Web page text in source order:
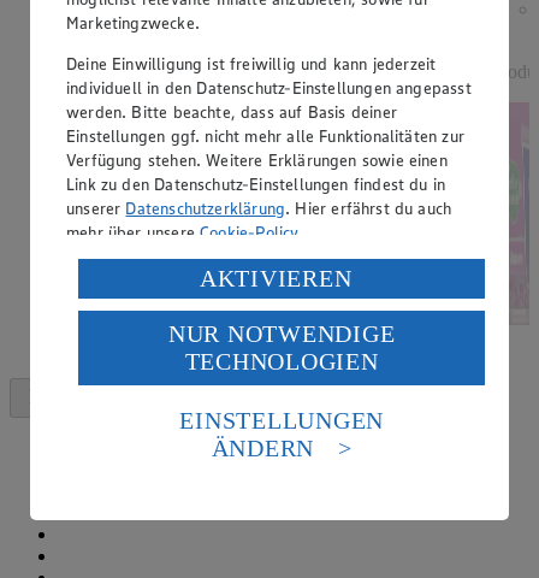
Genussmomente.
Tagespreis
Tagespreis
Je nach Verfügbarkeit des Marktes.
Marketingzwecke.
Deine Einwilligung ist freiwillig und kann jederzeit
individuell in den Datenschutz-Einstellungen angepasst
werden. Bitte beachte, dass auf Basis deiner
Einstellungen ggf. nicht mehr alle Funktionalitäten zur
Verfügung stehen. Weitere Erklärungen sowie einen
Link zu den Datenschutz-Einstellungen findest du in
unserer Datenschutzerklärung. Hier erfährst du auch
mehr über unsereCookie-Policy.
Verarbeitung deiner personenbezogenen Daten in den
USA durch Facebook und YouTube:
Wenn du auf „Aktivieren“ klickst, willigst du im Sinne
des Art. 49 Abs. 1 Satz 1 lit. a) DSGVO ein, dass deine
Daten in den USA verarbeitet werden. Der EuGH sieht
die USA als Land mit einem nach europäischen
Standards nicht angemessenen Datenschutzniveau an.
Es besteht das Risiko eines Zugriffs durch US-
Informationen zum Herausgeber der Seite findest du
AKTIVIEREN
NUR NOTWENDIGE
TECHNOLOGIEN
EINSTELLUNGEN
ÄNDERN